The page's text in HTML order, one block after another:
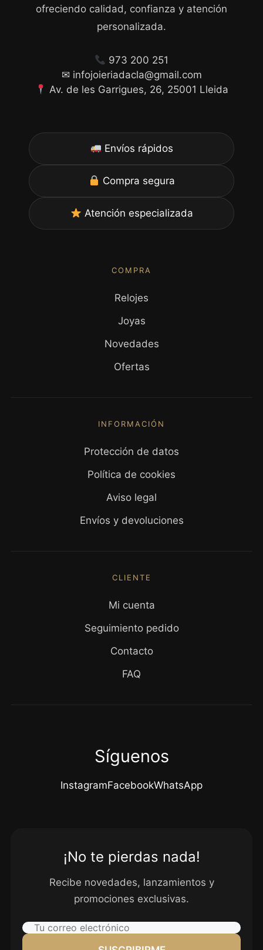
ofreciendo calidad, confianza y atención
personalizada.
973 200 251
✉ infojoieriadacla@gmail.com
Av. de les Garrigues, 26, 25001 Lleida
Envíos rápidos
Compra segura
Atención especializada
COMPRA
Relojes
Joyas
Novedades
Ofertas
INFORMACIÓN
Protección de datos
Política de cookies
Aviso legal
Envíos y devoluciones
CLIENTE
Mi cuenta
Seguimiento pedido
Contacto
FAQ
Síguenos
InstagramFacebookWhatsApp
¡No te pierdas nada!
Recibe novedades, lanzamientos y
promociones exclusivas.